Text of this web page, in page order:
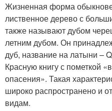
Жизненная форма
лиственное дерево с
также называют дубом
летним дубом. Он
дуб, название на латыни –
Красную книгу с пометкой
опасения». Такая
широко распространено и
видам.